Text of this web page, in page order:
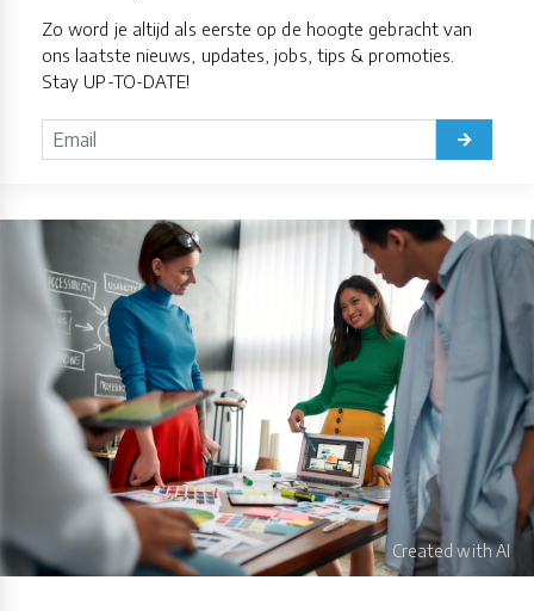
Zo word je altijd als eerste op de hoogte gebracht van
ons laatste nieuws, updates, jobs, tips & promoties.
Stay UP-TO-DATE!